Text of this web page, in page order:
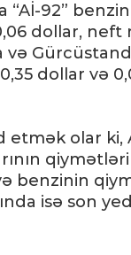
“Aİ-92”
dollar, neft
və
dollar və
etmək olar ki,
benzinin
isə son